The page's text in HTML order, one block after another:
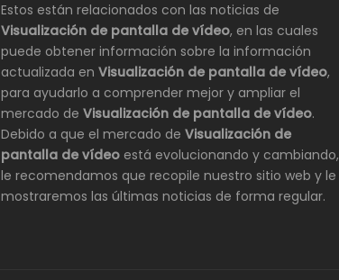
Estos están relacionados con las noticias de
Visualización de pantalla de vídeo, en las cuales
puede obtener información sobre la información
actualizada en Visualización de pantalla de vídeo,
para ayudarlo a comprender mejor y ampliar el
mercado de Visualización de pantalla de vídeo.
Debido a que el mercado de Visualización de
pantalla de vídeo está evolucionando y cambiando,
le recomendamos que recopile nuestro sitio web y le
mostraremos las últimas noticias de forma regular.